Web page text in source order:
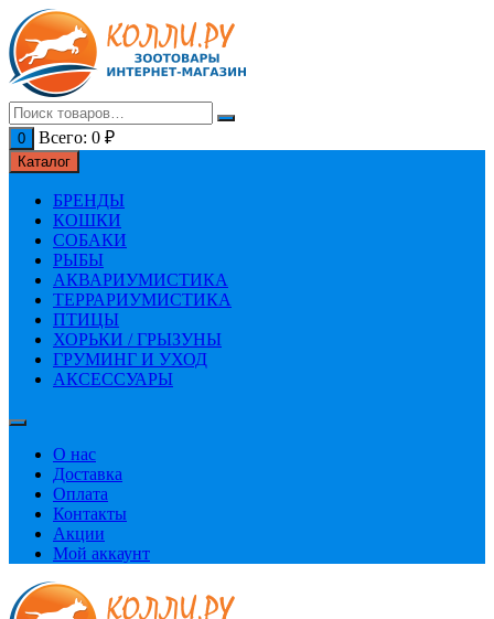
Перейти
к
содержимому
0 Всего: 0 ₽
Каталог
БРЕНДЫ
КОШКИ
СОБАКИ
РЫБЫ
АКВАРИУМИСТИКА
ТЕРРАРИУМИСТИКА
ПТИЦЫ
ХОРЬКИ / ГРЫЗУНЫ
ГРУМИНГ И УХОД
АКСЕССУАРЫ
О нас
Доставка
Оплата
Контакты
Акции
Мой аккаунт